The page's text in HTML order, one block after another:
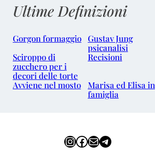
Ultime Definizioni
Gorgon formaggio Gustav Jung
psicanalisi
Sciroppo di
zucchero per i
decori delle torte
Recisioni
Avviene nel mosto
Marisa ed Elisa in
famiglia
InstagramFacebook Email Telegram